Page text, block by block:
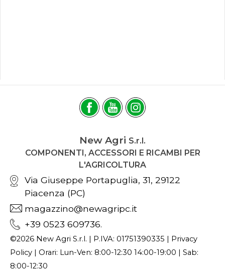
New Agri S.r.l.
COMPONENTI, ACCESSORI E RICAMBI PER
L'AGRICOLTURA
Via Giuseppe Portapuglia, 31, 29122
Piacenza (PC)
magazzino@newagripc.it
+39 0523 609736.
©2026 New Agri S.r.l. | P.IVA: 01751390335 | Privacy
Policy | Orari: Lun-Ven: 8:00-12:30 14:00-19:00 | Sab:
8:00-12:30